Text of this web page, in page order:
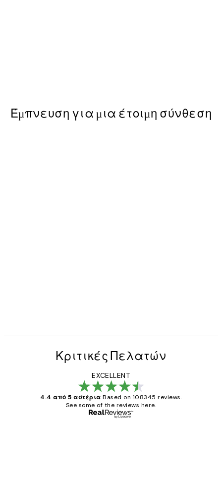
Έμπνευση για μια έτοιμη σύνθεση
Κριτικές Πελατών
EXCELLENT
4.4 από 5 αστέρια Based on 108345 reviews.
See some of the reviews here.